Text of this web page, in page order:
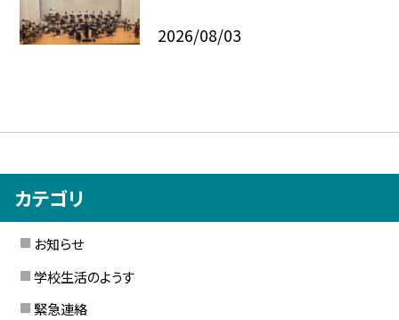
2026/08/03
カテゴリ
お知らせ
学校生活のようす
緊急連絡